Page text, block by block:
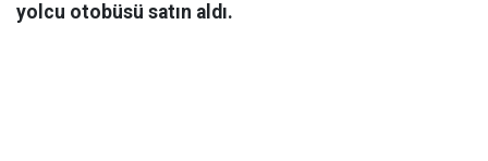
yolcu otobüsü satın aldı.